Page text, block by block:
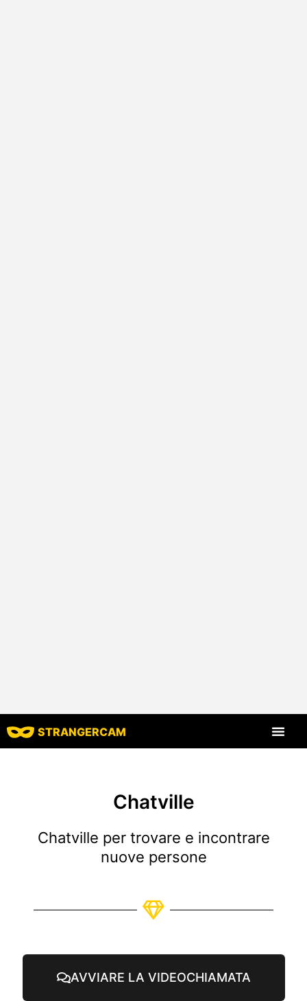
STRANGERCAM
Chatville
Chatville per trovare e incontrare
nuove persone
AVVIARE LA VIDEOCHIAMATA